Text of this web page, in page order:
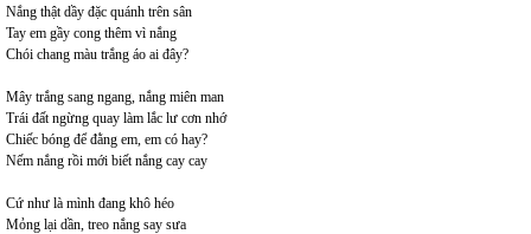
Nắng thật dầy đặc quánh trên sân
Tay em gầy cong thêm vì nắng
Chói chang màu trắng áo ai đây?
Mây trắng sang ngang, nắng miên man
Trái đất ngừng quay làm lắc lư cơn nhớ
Chiếc bóng để đằng em, em có hay?
Nếm nắng rồi mới biết nắng cay cay
Cứ như là mình đang khô héo
Mỏng lại dần, treo nắng say sưa